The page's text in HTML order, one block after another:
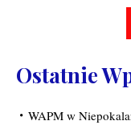
Ostatnie
WAPM w